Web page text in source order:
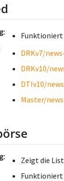
Funktioniert
DRKv7/
DRKv10/
DTIv10/
Master/
Zeigt die
Funktioniert